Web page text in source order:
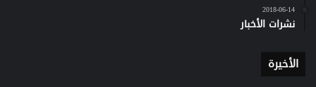
2018-06-14
نشرات الأخبار
الأخيرة